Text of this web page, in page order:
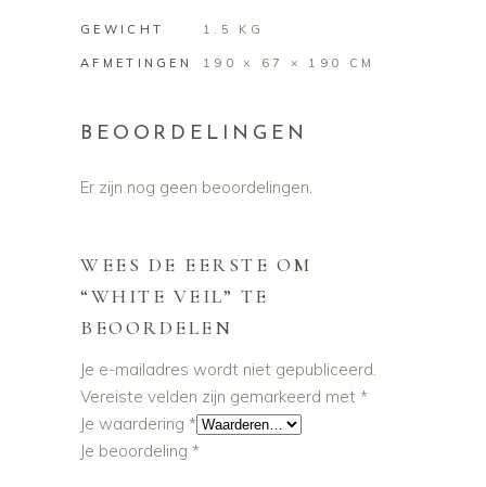
GEWICHT 1.5 KG
AFMETINGEN 190 × 67 × 190 CM
BEOORDELINGEN
Er zijn nog geen beoordelingen.
WEES DE EERSTE OM
“WHITE VEIL” TE
BEOORDELEN
Je e-mailadres wordt niet gepubliceerd.
Vereiste velden zijn gemarkeerd met *
Je waardering *
Je beoordeling *